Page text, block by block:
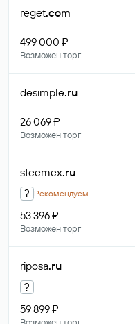
reget.com
499 000 ₽
Возможен торг
desimple.ru
26 069 ₽
Возможен торг
steemex.ru
? Рекомендуем
53 396 ₽
Возможен торг
riposa.ru
?
59 899 ₽